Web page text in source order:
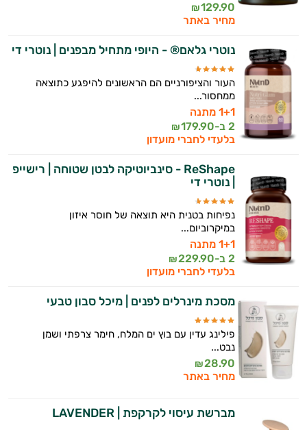
129.90
₪
מחיר באתר
נוטרי גלאם® - היופי מתחיל מבפנים | נוטרי די
העור והציפורניים הם הראשונים להיפגע כתוצאה
ממחסור...
1+1 מתנה
2 ב-
179.90
₪
בלעדי לחברי מועדון
ReShape - סינביוטיקה לבטן שטוחה | רישייפ
| נוטרי די
נפיחות בטנית היא תוצאה של חוסר איזון
במיקרוביום...
1+1 מתנה
2 ב-
229.90
₪
בלעדי לחברי מועדון
מסכת מינרלים לפנים | מיכל סבון טבעי
פילינג עדין עם בוץ ים המלח, חימר צרפתי ושמן
נבט...
28.90
₪
מחיר באתר
מברשת עיסוי לקרקפת | LAVENDER